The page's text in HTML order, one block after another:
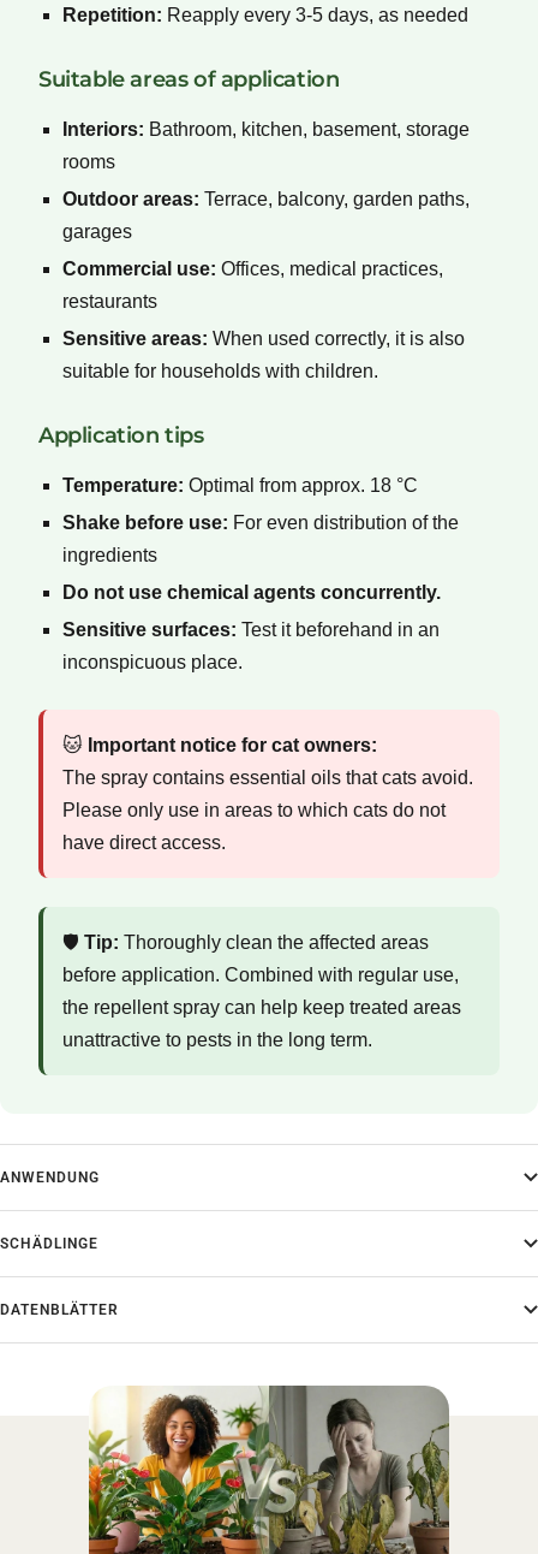
Repetition: Reapply every 3-5 days, as needed
Suitable areas of application
Interiors: Bathroom, kitchen, basement, storage
rooms
Outdoor areas: Terrace, balcony, garden paths,
garages
Commercial use: Offices, medical practices,
restaurants
Sensitive areas: When used correctly, it is also
suitable for households with children.
Application tips
Temperature: Optimal from approx. 18 °C
Shake before use: For even distribution of the
ingredients
Do not use chemical agents concurrently.
Sensitive surfaces: Test it beforehand in an
inconspicuous place.
🐱 Important notice for cat owners:
The spray contains essential oils that cats avoid.
Please only use in areas to which cats do not
have direct access.
🛡️ Tip: Thoroughly clean the affected areas
before application. Combined with regular use,
the repellent spray can help keep treated areas
unattractive to pests in the long term.
ANWENDUNG
SCHÄDLINGE
DATENBLÄTTER